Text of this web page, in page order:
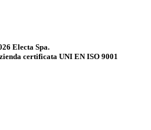
Electa Spa.
certificata UNI EN ISO 9001